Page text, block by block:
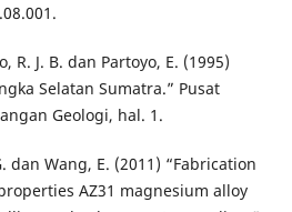
R. J. B. dan Partoyo, E. (1995)
Selatan Sumatra.” Pusat
Geologi, hal. 1.
dan Wang, E. (2011) “Fabrication
AZ31 magnesium alloy